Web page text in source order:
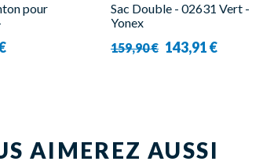
pour
Sac Double - 02631 Vert -
Yonex
159,90 € 143,91 €
AIMEREZ AUSSI